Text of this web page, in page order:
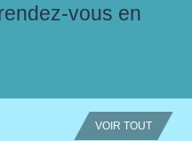
vous en
VOIR TOUT